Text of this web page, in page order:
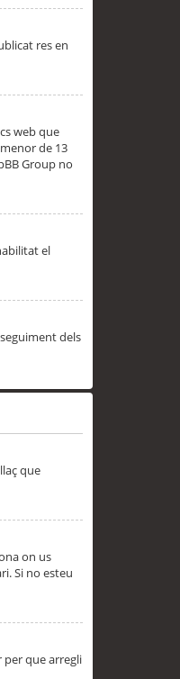
res en
web que
de 13
Group no
el
dels
que
on us
Si no esteu
per que arregli